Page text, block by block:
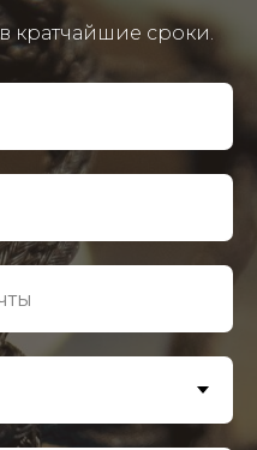
кратчайшие сроки.